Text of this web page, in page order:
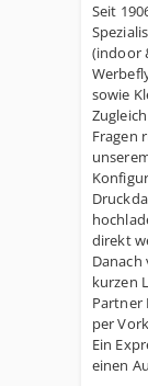
Seit
(indoor
sowie
Fragen
direkt
kurzen
Partner
per
Ein
einen